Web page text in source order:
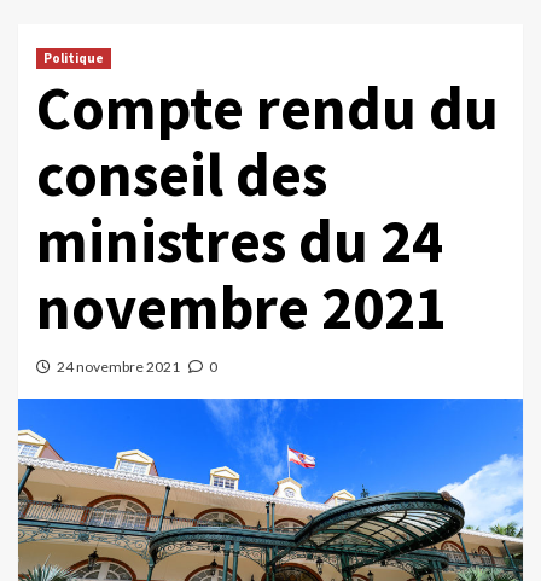
Politique
Compte rendu du
conseil des
ministres du 24
novembre 2021
24 novembre 2021 0